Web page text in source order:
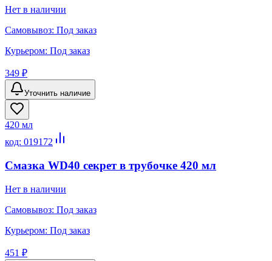
Нет в наличии
Самовывоз: Под заказ
Курьером: Под заказ
349 ₽
Уточнить наличие
420 мл
код: 019172
Смазка WD40 секрет в трубочке 420 мл
Нет в наличии
Самовывоз: Под заказ
Курьером: Под заказ
451 ₽